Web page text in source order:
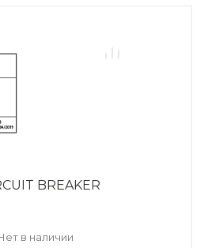
BREAKER
в наличии